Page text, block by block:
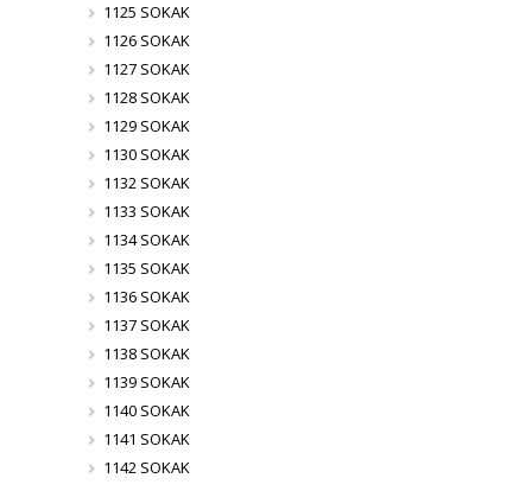
1125 SOKAK
1126 SOKAK
1127 SOKAK
1128 SOKAK
1129 SOKAK
1130 SOKAK
1132 SOKAK
1133 SOKAK
1134 SOKAK
1135 SOKAK
1136 SOKAK
1137 SOKAK
1138 SOKAK
1139 SOKAK
1140 SOKAK
1141 SOKAK
1142 SOKAK